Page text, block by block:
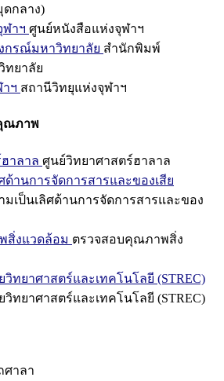
กลาง)
าฯ ศูนย์หนังสือแห่งจุฬาฯ
กรณ์มหาวิทยาลัย สำนักพิมพ์
ทยาลัย
ฯ สถานีวิทยุแห่งจุฬาฯ
ณภาพ
าลาล ศูนย์วิทยาศาสตร์ฮาลาล
ด้านการจัดการสารและของเสีย
มเป็นเลิศด้านการจัดการสารและของ
สิ่งแวดล้อม ตรวจสอบคุณภาพสิ่ง
วิทยาศาสตร์และเทคโนโลยี (STREC)
วิทยาศาสตร์และเทคโนโลยี (STREC)
ศาลา